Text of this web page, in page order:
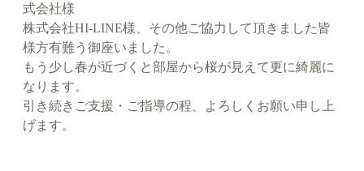
式会社様
株式会社HI-LINE様、その他ご協力して頂きました皆
様方有難う御座いました。
もう少し春が近づくと部屋から桜が見えて更に綺麗に
なります。
引き続きご支援・ご指導の程、よろしくお願い申し上
げます。